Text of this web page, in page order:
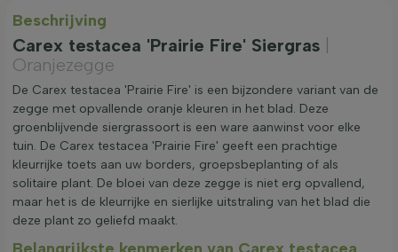
Beschrijving
Carex testacea 'Prairie Fire' Siergras
Oranjezegge
De Carex testacea 'Prairie Fire' is een bijzondere variant van de
zegge met opvallende oranje kleuren in het blad. Deze
groenblijvende siergrassoort is een ware aanwinst voor elke
tuin. De Carex testacea 'Prairie Fire' geeft een prachtige
kleurrijke toets aan uw borders, groepsbeplanting of als
solitaire plant. De bloei van deze zegge is niet erg opvallend,
maar het is de kleurrijke en sierlijke uitstraling van het blad die
deze plant zo geliefd maakt.